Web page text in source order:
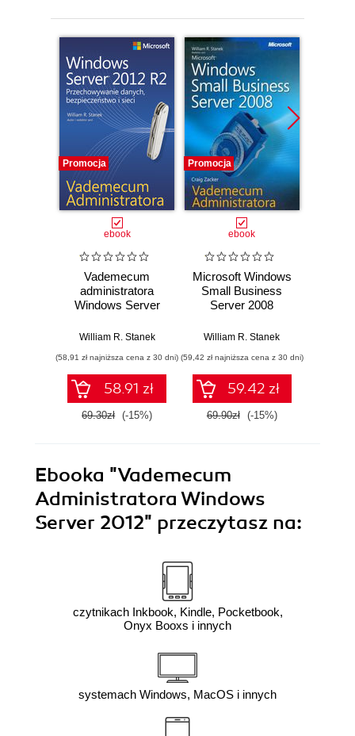
Promocja
ebook
Vademecum
administratora
Windows Server
Przechowywanie
bezpieczeństwo i
sieci
William R. Stanek
(58,91 zł najniższa cena z 30 dni)
58.91 zł
69.30zł (-15%)
Promocja
ebook
Microsoft Windows
Small Business
Server 2008
Administratora
William R. Stanek
(59,42 zł najniższa cena z 30 dni)
59.42 zł
69.90zł (-15%)
Ebooka "Vademecum
Administratora Windows
Server 2012" przeczytasz na:
czytnikach Inkbook, Kindle, Pocketbook,
Onyx Booxs i innych
systemach Windows, MacOS i innych